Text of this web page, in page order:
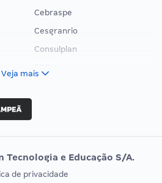
Cebraspe
Cesgranrio
Consulplan
Vunesp
EXAME DE ORDEM
Veja mais
Tecnologia e Educação S/A.
de privacidade